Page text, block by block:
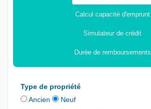
Calcul capacité d'emprunt
Simulateur de crédit
Durée de remboursements